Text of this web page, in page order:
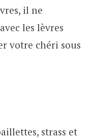
il ne
les lèvres
votre chéri sous
strass et